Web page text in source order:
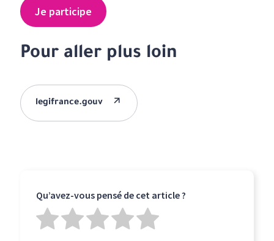
Je participe
Pour aller plus loin
legifrance.gouv
Qu’avez-vous pensé de cet article ?